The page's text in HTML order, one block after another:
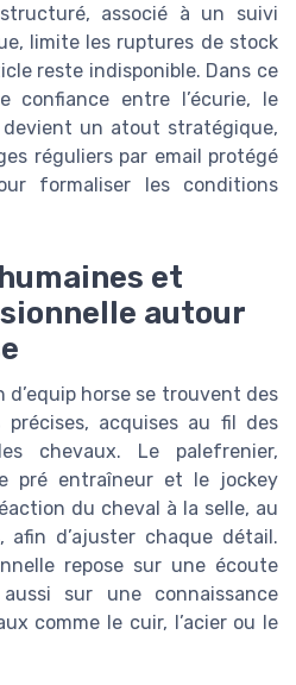
associé à un suivi
limite les ruptures de stock
reste indisponible. Dans ce
confiance entre l’écurie, le
un atout stratégique,
réguliers par email protégé
formaliser les conditions
et
autour
d’equip horse se trouvent des
précises, acquises au fil des
chevaux. Le palefrenier,
pré entraîneur et le jockey
du cheval à la selle, au
d’ajuster chaque détail.
repose sur une écoute
sur une connaissance
comme le cuir, l’acier ou le